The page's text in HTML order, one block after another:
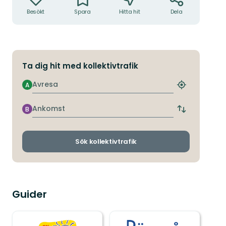
Besökt Spara Hitta hit Dela
Ta dig hit med kollektivtrafik
Avresa
A
Hitta
hållplats
Ankomst
B
Byt
och
Sök kollektivtrafik
Guider